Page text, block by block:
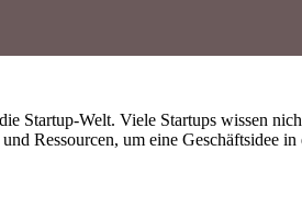
Startup-Welt. Viele Startups wissen
Ressourcen, um eine Geschäftsidee